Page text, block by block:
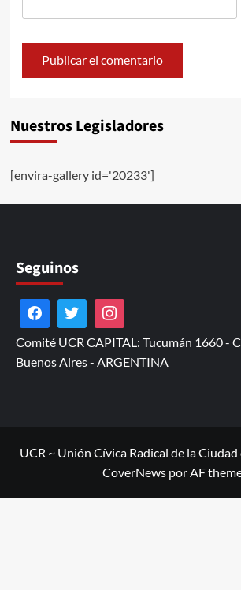
Nuestros Legisladores
[envira-gallery id='20233']
Seguinos
Comité UCR CAPITAL: Tucumán 1660 -
Buenos Aires - ARGENTINA
UCR ~ Unión Cívica Radical de la
CoverNews por AF